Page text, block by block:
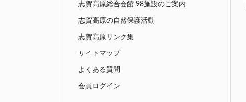
志賀高原総合会館 98施設のご案内
志賀高原の自然保護活動
志賀高原リンク集
サイトマップ
よくある質問
会員ログイン